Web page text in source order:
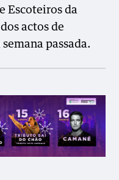
Escoteiros da
actos de
passada.